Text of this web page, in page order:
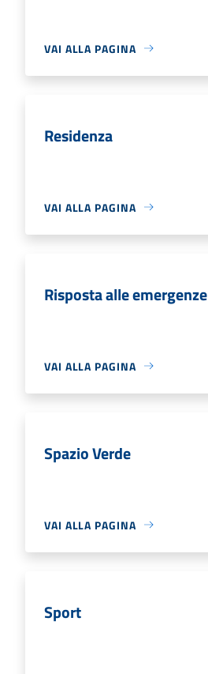
VAI ALLA PAGINA
Residenza
VAI ALLA PAGINA
Risposta alle emergenze
VAI ALLA PAGINA
Spazio Verde
VAI ALLA PAGINA
Sport